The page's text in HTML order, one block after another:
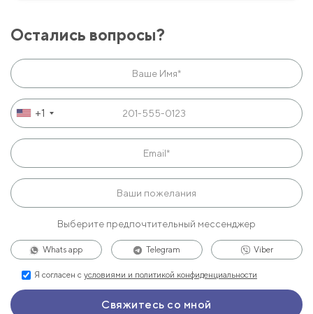
Остались вопросы?
+1
Выберите предпочтительный мессенджер
Whats app Telegram Viber
Я согласен с условиями и политикой конфиденциальности